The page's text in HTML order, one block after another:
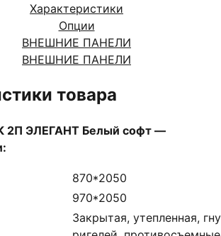
Характеристики
Опции
ВНЕШНИЕ ПАНЕЛИ
ВНЕШНИЕ ПАНЕЛИ
товара
2П ЭЛЕГАНТ Белый софт —
870*2050
970*2050
Закрытая, утепленная,